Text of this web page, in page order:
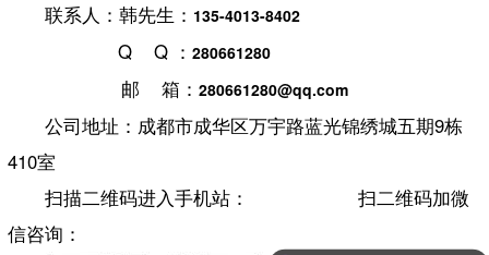
联系人： 韩先生： 135-4013-8402
Q Q ： 280661280
邮 箱： 280661280@qq.com
公司地址：成都市成华区万宇路蓝光锦绣城五期9栋
410室
扫描二维码进入手机站： 扫二维码加微
信咨询：